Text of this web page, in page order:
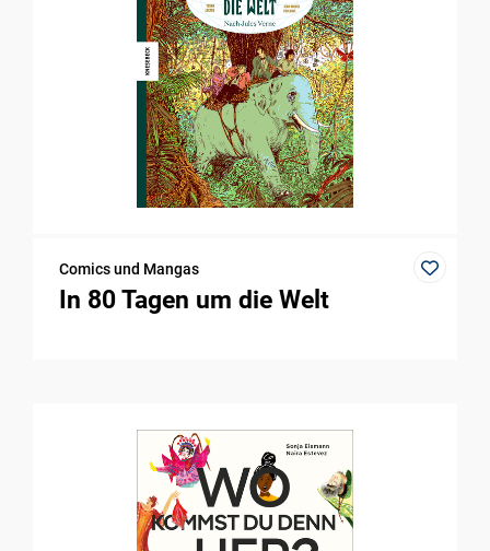
Comics und Mangas
In 80 Tagen um die Welt